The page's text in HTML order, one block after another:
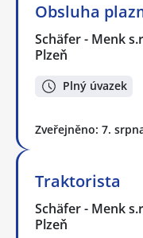
Obsluha
Schäfer - Menk
Plzeň
Plný úvazek
Zveřejněno: 7.
Traktorista
Schäfer - Menk
Plzeň